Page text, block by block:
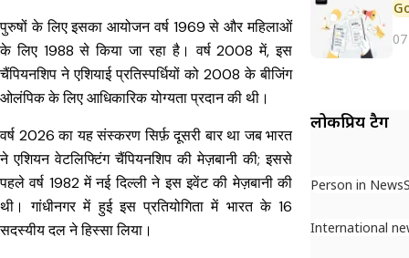
पुरुषों के लिए इसका आयोजन वर्ष 1969 से और महिलाओं
के लिए 1988 से किया जा रहा है। वर्ष 2008 में, इस
चैंपियनशिप ने एशियाई प्रतिस्पर्धियों को 2008 के बीजिंग
ओलंपिक के लिए आधिकारिक योग्यता प्रदान की थी।
वर्ष 2026 का यह संस्करण सिर्फ़ दूसरी बार था जब भारत
ने एशियन वेटलिफ्टिंग चैंपियनशिप की मेज़बानी की; इससे
पहले वर्ष 1982 में नई दिल्ली ने इस इवेंट की मेज़बानी की
थी। गांधीनगर में हुई इस प्रतियोगिता में भारत के 16
सदस्यीय दल ने हिस्सा लिया।
लोकप्रिय टैग
Person in News
International